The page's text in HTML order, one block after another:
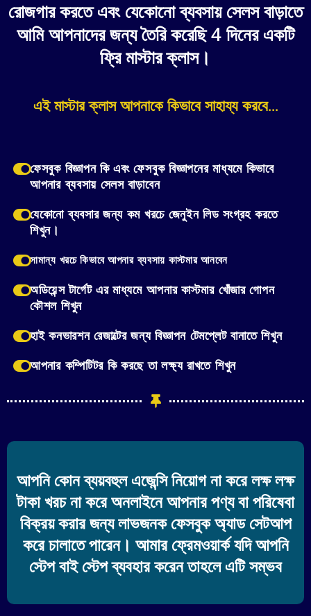
রোজগার করতে এবং যেকোনো ব্যবসায় সেলস বাড়াতে
আমি আপনাদের জন্য তৈরি করেছি 4 দিনের একটি
ফ্রি মাস্টার ক্লাস।
এই মাস্টার ক্লাস আপনাকে কিভাবে সাহায্য করবে...
ফেসবুক বিজ্ঞাপন কি এবং ফেসবুক বিজ্ঞাপনের মাধ্যমে কিভাবে
আপনার ব্যবসায় সেলস বাড়াবেন
যেকোনো ব্যবসার জন্য কম খরচে জেনুইন লিড সংগ্রহ করতে
শিখুন।
সামান্য খরচে কিভাবে আপনার ব্যবসায় কাস্টমার আনবেন
অডিয়েন্স টার্গেট এর মাধ্যমে আপনার কাস্টমার খোঁজার গোপন
কৌশল শিখুন
হাই কনভারশন রেজাল্টের জন্য বিজ্ঞাপন টেমপ্লেট বানাতে শিখুন
আপনার কম্পিটিটর কি করছে তা লক্ষ্য রাখতে শিখুন
আপনি কোন ব্যয়বহুল এজেন্সি নিয়োগ না করে লক্ষ লক্ষ
টাকা খরচ না করে অনলাইনে আপনার পণ্য বা পরিষেবা
বিক্রয় করার জন্য লাভজনক ফেসবুক অ্যাড সেটআপ
করে চালাতে পারেন। আমার ফ্রেমওয়ার্ক যদি আপনি
স্টেপ বাই স্টেপ ব্যবহার করেন তাহলে এটি সম্ভব